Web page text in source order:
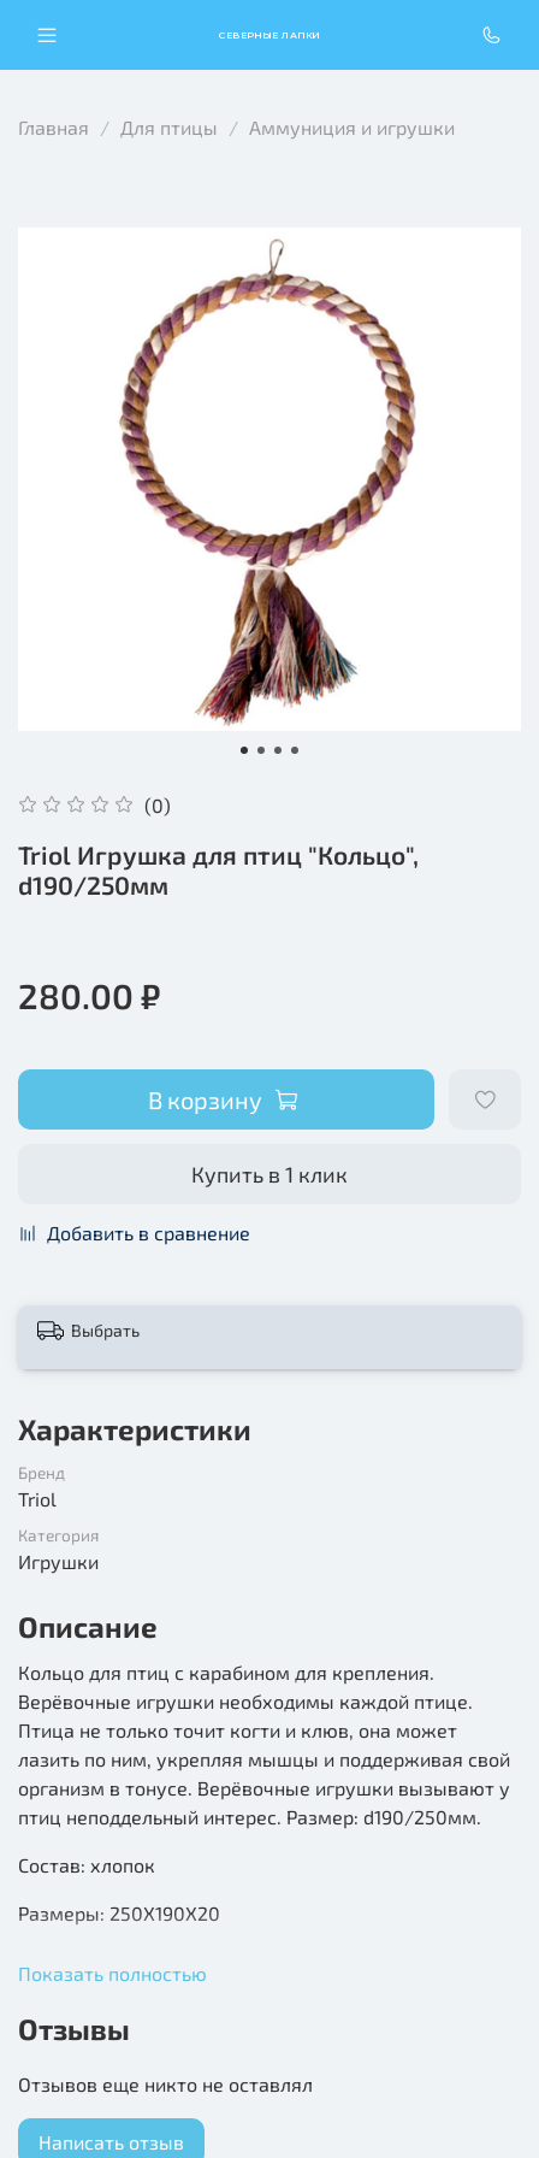
СЕВЕРНЫЕ ЛАПКИ
Главная Для птицы Аммуниция и игрушки
(0)
Triol Игрушка для птиц "Кольцо",
d190/250мм
280.00 ₽
В корзину
Купить в 1 клик
Добавить в сравнение
Выбрать
Характеристики
Бренд
Triol
Категория
Игрушки
Описание
Кольцо для птиц с карабином для крепления.
Верёвочные игрушки необходимы каждой птице.
Птица не только точит когти и клюв, она может
лазить по ним, укрепляя мышцы и поддерживая свой
организм в тонусе. Верёвочные игрушки вызывают у
птиц неподдельный интерес. Размер: d190/250мм.
Состав: хлопок
Размеры: 250Х190Х20
Показать полностью
Отзывы
Отзывов еще никто не оставлял
Написать отзыв